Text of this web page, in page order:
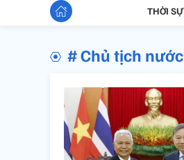
THỜI SỰ
# Chủ tịch nước